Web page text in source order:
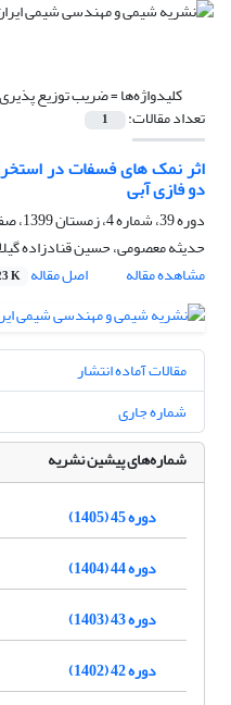
کلیدواژه‌ها =ضریب توزیع پذیری
تعداد مقالات: 1
اثر نمک های فسفات در
دو فازی آبی
دوره 39، شماره 4، زمستان 1399، صفحه
حدیثه معصومی، حسین قنادزاده
مشاهده مقاله
اصل مقاله K
مقالات آماده انتشار
شماره جاری
شماره‌های پیشین نشریه
دوره 45 (1405)
دوره 44 (1404)
دوره 43 (1403)
دوره 42 (1402)